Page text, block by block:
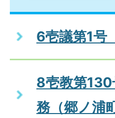
6壱議第1号
8壱教第
務（郷ノ浦